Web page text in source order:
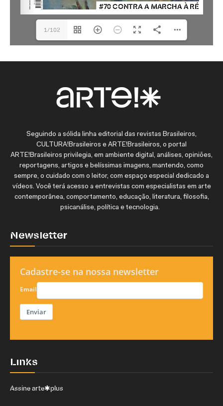
1/102
Seguindo a sólida linha editorial das revistas Brasileiros,
CULTURA!Brasileiros e ARTE!Brasileiros, o portal
ARTE!Brasileiros privilegia, em ambiente digital, análises, opiniões,
reportagens, artigos e belíssimas imagens, mantendo, como
sempre, o cuidado com o leitor, com espaço especial dedicado a
vídeos. Você terá acesso a entrevistas com especialistas em arte
contemporânea, comportamento, educação, literatura, filosofia,
psicanálise, política e tecnologia.
Newsletter
Cadastre-se na nossa newsletter
Email
Enviar
Links
Assine arte✱plus